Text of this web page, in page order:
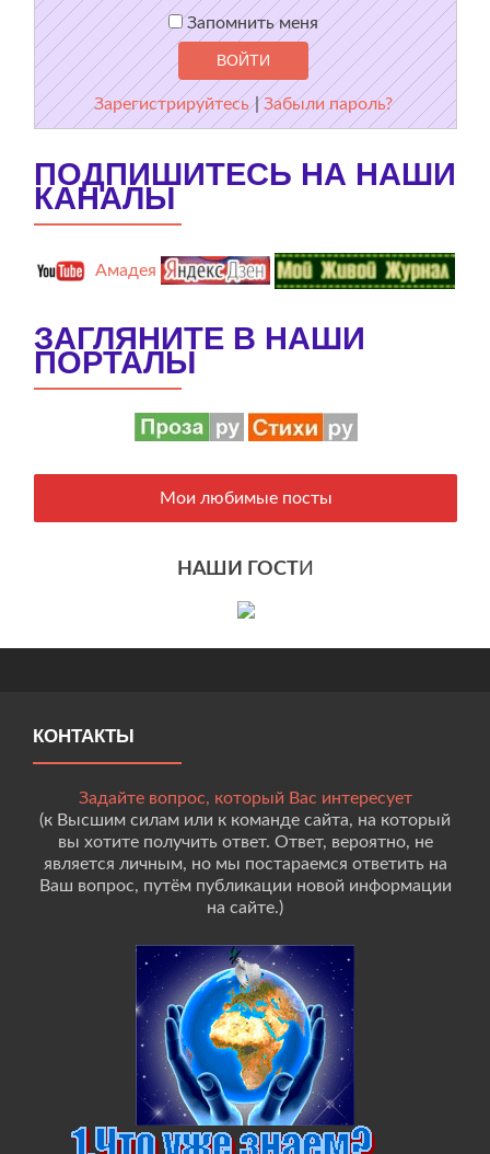
Запомнить меня
Зарегистрируйтесь |Забыли пароль?
ПОДПИШИТЕСЬ НА НАШИ
КАНАЛЫ
Амадея
ЗАГЛЯНИТЕ В НАШИ
ПОРТАЛЫ
Мои любимые посты
НАШИ ГОСТИ
КОНТАКТЫ
Задайте вопрос, который Вас интересует
(к Высшим силам или к команде сайта, на который
вы хотите получить ответ. Ответ, вероятно, не
является личным, но мы постараемся ответить на
Ваш вопрос, путём публикации новой информации
на сайте.)